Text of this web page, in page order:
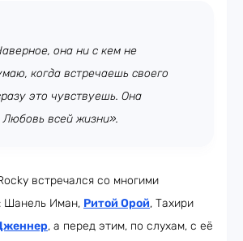
она ни с кем не
когда встречаешь своего
это чувствуешь. Она
Любовь всей жизни».
встречался со многими
Шанель Иман, Ритой Орой, Тахири
, а перед этим, по слухам, с её